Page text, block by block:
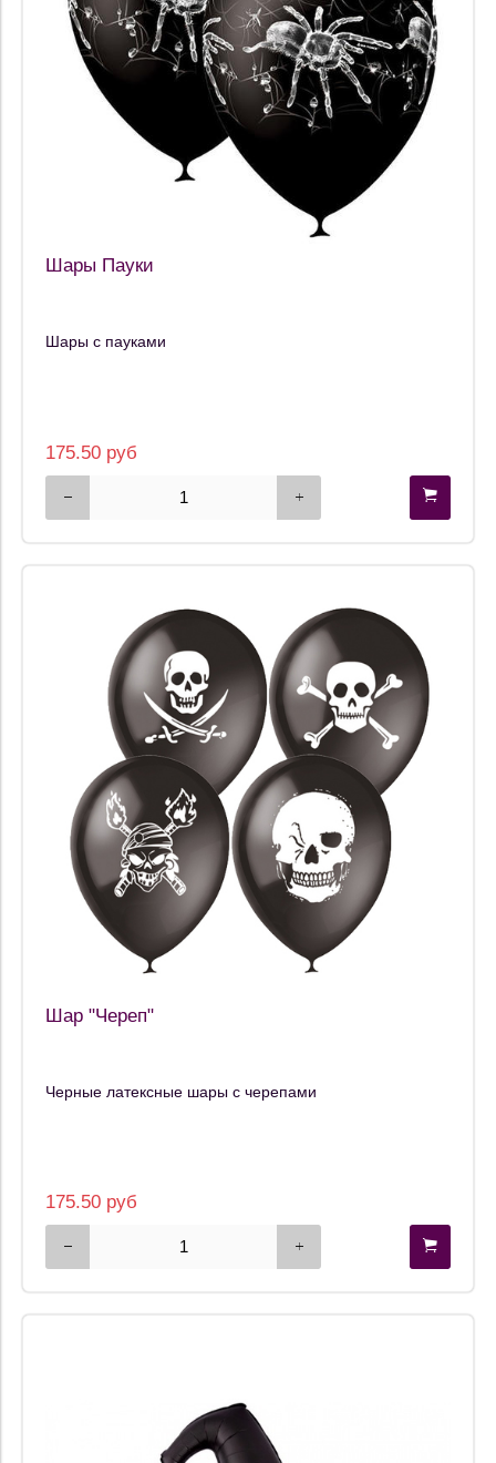
Шары Пауки
Шары с пауками
175.50 руб
Шар "Череп"
Черные латексные шары с черепами
175.50 руб